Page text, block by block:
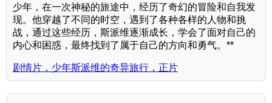
少年，在一次神秘的旅途中，经历了奇幻的冒险和自我发
现。他穿越了不同的时空，遇到了各种各样的人物和挑
战，通过这些经历，斯派维逐渐成长，学会了面对自己的
内心和困惑，最终找到了属于自己的方向和勇气。**
剧情片，少年斯派维的奇异旅行，正片